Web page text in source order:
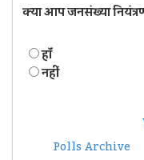
क्या आप जनसंख्या
हॉं
नहीं
Polls Archive